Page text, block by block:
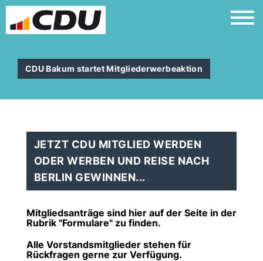
CDU Bakum startet Mitgliederwerbeaktion
JETZT CDU MITGLIED WERDEN
ODER WERBEN UND REISE NACH
BERLIN GEWINNEN...
Mitgliedsanträge sind hier auf der Seite in der
Rubrik "Formulare" zu finden.
Alle Vorstandsmitglieder stehen für
Rückfragen gerne zur Verfügung.